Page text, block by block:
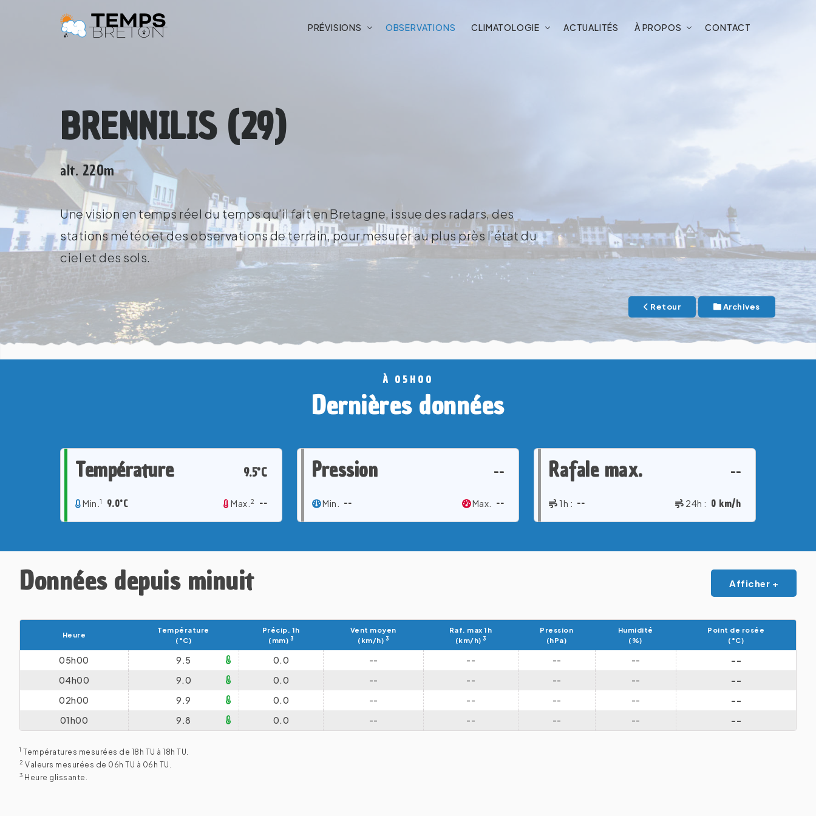
PRÉVISIONS OBSERVATIONS CLIMATOLOGIE ACTUALITÉS À PROPOS CONTACT
BRENNILIS (29)
alt. 220m
Une vision en temps réel du temps qu’il fait en Bretagne, issue des radars, des
stations météo et des observations de terrain, pour mesurer au plus près l’état du
ciel et des sols.
Retour Archives
À 05H00
Dernières données
Température 9.5°C
Min. 1 9.0°C Max. 2 --
Pression --
Min. -- Max. --
Rafale max. --
1h : -- 24h : 0 km/h
Données depuis minuit Afficher +
Heure
Température
(°C)
Précip. 1h
(mm) 3
Vent moyen
(km/h) 3
Raf. max 1h
(km/h) 3
Pression
(hPa)
Humidité
(%)
Point de rosée
(°C)
05h00 9.5 0.0 -- -- -- --
--
04h00
9.0 0.0 -- -- -- --
--
02h00
9.9 0.0 -- -- -- --
--
01h00
9.8 0.0 -- -- -- -- --
1 Températures mesurées de 18h TU à 18h TU.
2 Valeurs mesurées de 06h TU à 06h TU.
3 Heure glissante.